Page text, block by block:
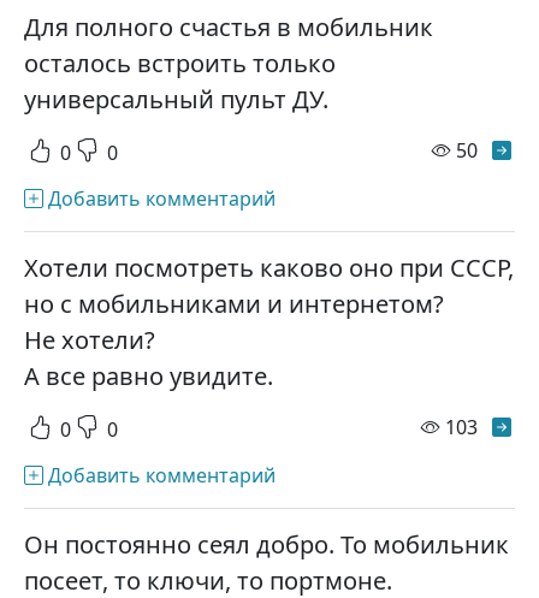
Для полного счастья в мобильник
осталось встроить только
универсальный пульт ДУ.
0 0 50
Добавить комментарий
Хотели посмотреть каково оно при СССР,
но с мобильниками и интернетом?
Не хотели?
А все равно увидите.
0 0 103
Добавить комментарий
Он постоянно сеял добро. То мобильник
посеет, то ключи, то портмоне.